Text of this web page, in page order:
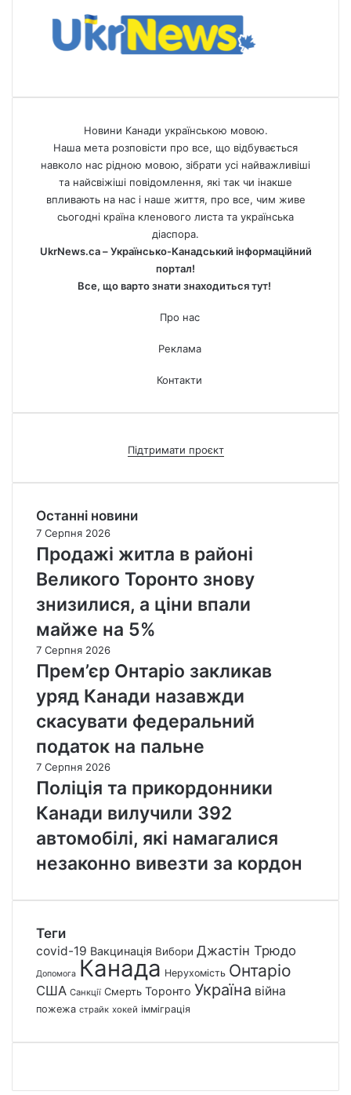
Новини Канади українською мовою.
Наша мета розповісти про все, що відбувається
навколо нас рідною мовою, зібрати усі найважливіші
та найсвіжіші повідомлення, які так чи інакше
впливають на нас і наше життя, про все, чим живе
сьогодні країна кленового листа та українська
діаспора.
UkrNews.ca – Українсько-Канадський інформаційний
портал!
Все, що варто знати знаходиться тут!
Про нас
Реклама
Контакти
Підтримати проєкт
Останні новини
7 Серпня 2026
Продажі житла в районі
Великого Торонто знову
знизилися, а ціни впали
майже на 5%
7 Серпня 2026
Прем’єр Онтаріо закликав
уряд Канади назавжди
скасувати федеральний
податок на пальне
7 Серпня 2026
Поліція та прикордонники
Канади вилучили 392
автомобілі, які намагалися
незаконно вивезти за кордон
Теги
covid-19 Вакцинація Вибори Джастін Трюдо
Допомога Канада Нерухомість Онтаріо
США Санкції Смерть Торонто Україна війна
пожежа страйк хокей імміграція